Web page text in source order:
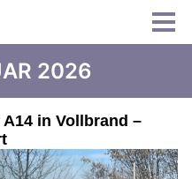
2026
in Vollbrand –